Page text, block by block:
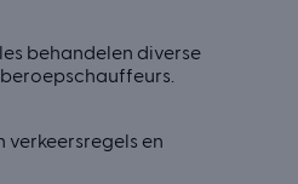
behandelen diverse
verkeersregels en